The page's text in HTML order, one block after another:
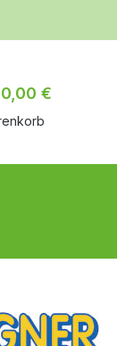
0,00 €